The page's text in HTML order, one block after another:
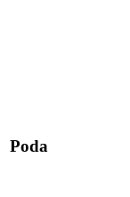
Poda